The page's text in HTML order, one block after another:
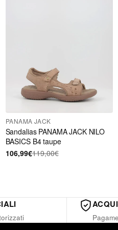
PANAMA JACK
Sandalias PANAMA JACK NILO
BASICS B4 taupe
106,99€119,00€